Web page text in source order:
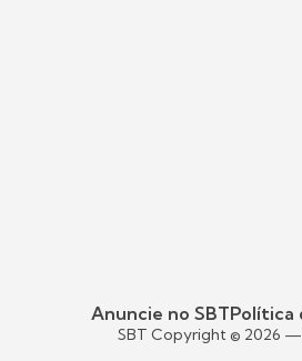
Anuncie no SBTPolítica
SBT Copyright © 2026 —